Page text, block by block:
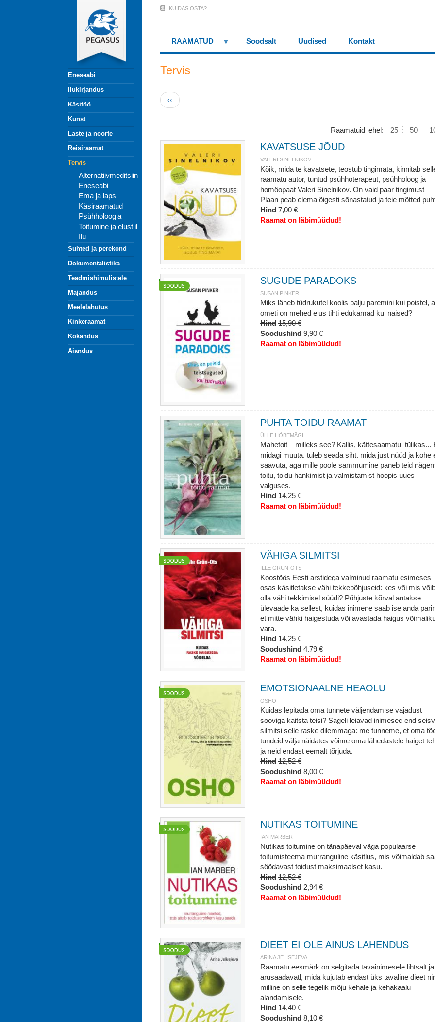
Eneseabi
Ilukirjandus
Käsitöö
Kunst
Laste ja noorte
Reisiraamat
Tervis
Alternatiivmeditsiin
Eneseabi
Ema ja laps
Käsiraamatud
Psühholoogia
Toitumine ja elustiil
Ilu
Suhted ja perekond
Dokumentalistika
Teadmishimulistele
Majandus
Meelelahutus
Kinkeraamat
Kokandus
Aiandus
Menu
(logged
KUIDAS OSTA?
RAAMATUD Soodsalt Uudised Kontakt
Tervis
Pagination
Eelmine
leht
‹‹
Raamatuid lehel: 25 50
KAVATSUSE JÕUD
VALERI SINELNIKOV
Kõik, mida te kavatsete, teostub tingimata, kinnitab
raamatu autor, tuntud psühhoterapeut, psühholoog ja
homöopaat Valeri Sinelnikov. On vaid paar tingimust –
Plaan peab olema õigesti sõnastatud ja teie mõtted
Hind 7,00 €
Raamat on läbimüüdud!
SUGUDE PARADOKS
SUSAN PINKER
Miks läheb tüdrukutel koolis palju paremini kui poistel,
ometi on mehed elus tihti edukamad kui naised?
Hind 15,90 €
Soodushind 9,90 €
Raamat on läbimüüdud!
PUHTA TOIDU RAAMAT
ÜLLE HÕBEMÄGI
Mahetoit – milleks see? Kallis, kättesaamatu, tülikas...
midagi muuta, tuleb seada siht, mida just nüüd ja kohe
saavuta, aga mille poole sammumine paneb teid
toitu, toidu hankimist ja valmistamist hoopis uues
valguses.
Hind 14,25 €
Raamat on läbimüüdud!
VÄHIGA SILMITSI
ILLE GRÜN-OTS
Koostöös Eesti arstidega valminud raamatu esimeses
osas käsitletakse vähi tekkepõhjuseid: kes või mis võib
olla vähi tekkimisel süüdi? Põhjuste kõrval antakse
ülevaade ka sellest, kuidas inimene saab ise anda
et mitte vähki haigestuda või avastada haigus
vara.
Hind 14,25 €
Soodushind 4,79 €
Raamat on läbimüüdud!
EMOTSIONAALNE HEAOLU
OSHO
Kuidas lepitada oma tunnete väljendamise vajadust
sooviga kaitsta teisi? Sageli leiavad inimesed end
silmitsi selle raske dilemmaga: me tunneme, et oma
tundeid välja näidates võime oma lähedastele haiget
ja neid endast eemalt tõrjuda.
Hind 12,52 €
Soodushind 8,00 €
Raamat on läbimüüdud!
NUTIKAS TOITUMINE
IAN MARBER
Nutikas toitumine on tänapäeval väga populaarse
toitumisteema murranguline käsitlus, mis võimaldab
söödavast toidust maksimaalset kasu.
Hind 12,52 €
Soodushind 2,94 €
Raamat on läbimüüdud!
DIEET EI OLE AINUS LAHENDUS
ARINA JELISEJEVA
Raamatu eesmärk on selgitada tavainimesele lihtsalt ja
arusaadavatl, mida kujutab endast üks tavaline dieet
milline on selle tegelik mõju kehale ja kehakaalu
alandamisele.
Hind 14,40 €
Soodushind 8,10 €